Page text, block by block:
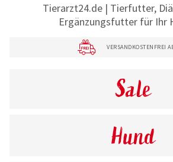
Tierarzt24.de | Tierfutter,
Ergänzungsfutter für Ihr
VERSANDKOSTENFREI
Sale
Hund